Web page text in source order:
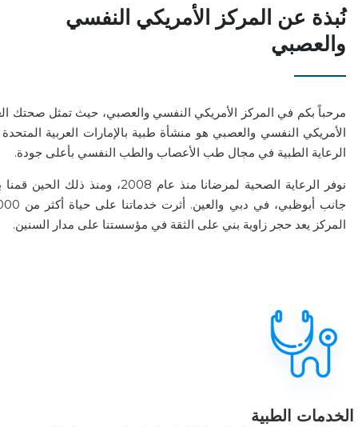
نُبذة عن المركز الأمريكي النفسي
والعصبي
مرحباً بكم في المركز الأمريكي النفسي والعصبي، حيث تمثل صحتك
الأمريكي النفسي والعصبي هو منشأة طبية بالإمارات العربية
الرعاية الطبية في مجال طب الأعصاب والطب النفسي بأعلى جودة.
نوفر الرعاية الصحية لمرضانا منذ عام
المركز يعد حجر زاوية بني على الثقة في مؤسستنا على مدار السنين.
الخدمات الطبية